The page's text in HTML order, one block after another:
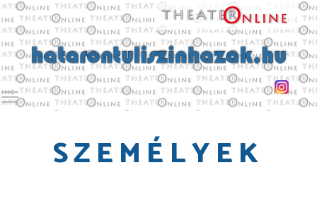
Toggle main menu visibility
SZEMÉLYEK